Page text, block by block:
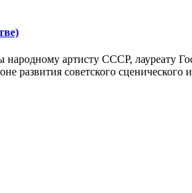
народному артисту СССР,
советского сценического